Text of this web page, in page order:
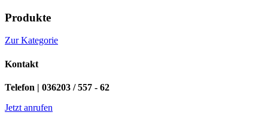
Produkte
Zur Kategorie
Kontakt
Telefon | 036203 / 557 - 62
Jetzt anrufen